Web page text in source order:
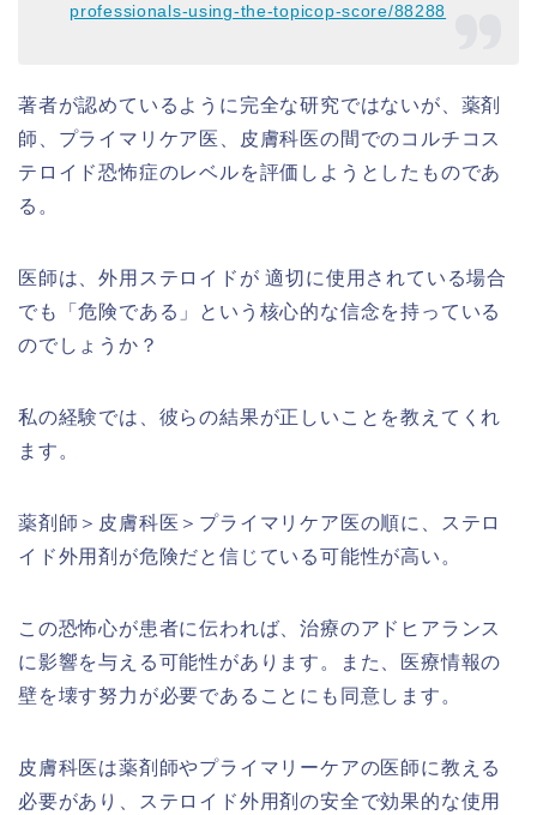
professionals-using-the-topicop-score/88288
著者が認めているように完全な研究ではないが、薬剤
師、プライマリケア医、皮膚科医の間でのコルチコス
テロイド恐怖症のレベルを評価しようとしたものであ
る。
医師は、外用ステロイドが 適切に使用されている場合
でも「危険である」という核心的な信念を持っている
のでしょうか？
私の経験では、彼らの結果が正しいことを教えてくれ
ます。
薬剤師＞皮膚科医＞プライマリケア医の順に、ステロ
イド外用剤が危険だと信じている可能性が高い。
この恐怖心が患者に伝われば、治療のアドヒアランス
に影響を与える可能性があります。また、医療情報の
壁を壊す努力が必要であることにも同意します。
皮膚科医は薬剤師やプライマリーケアの医師に教える
必要があり、ステロイド外用剤の安全で効果的な使用